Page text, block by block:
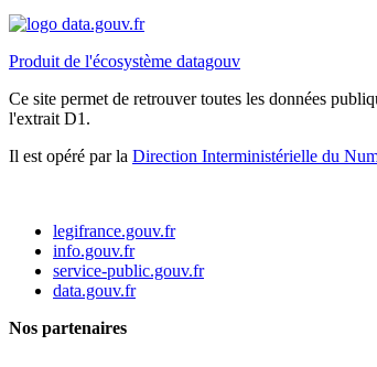
Produit de l'écosystème datagouv
Ce site permet de retrouver toutes les données
l'extrait D1.
Il est opéré par la Direction Interministérielle du
legifrance.gouv.fr
info.gouv.fr
service-public.gouv.fr
data.gouv.fr
Nos partenaires